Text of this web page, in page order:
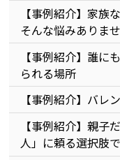
【事例紹介】家族
そんな悩みありま
【事例紹介】誰に
られる場所
【事例紹介】バレ
【事例紹介】親子
人」に頼る選択肢